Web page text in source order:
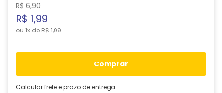
R$ 6,90
R$ 1,99
ou 1x de R$ 1,99
comprar
Calcular frete e prazo de entrega